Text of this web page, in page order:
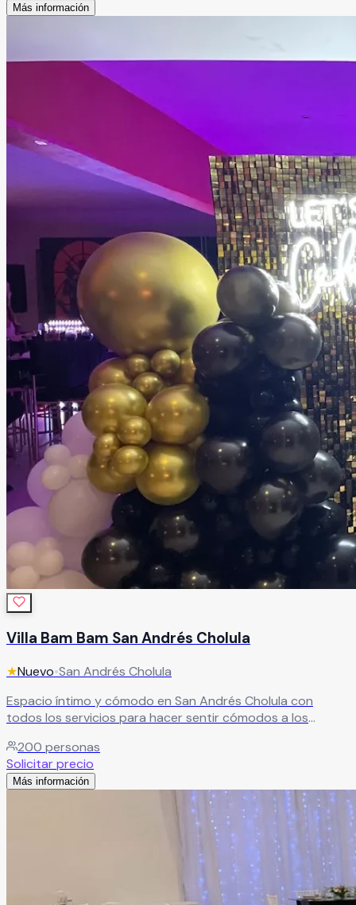
Más información
Villa Bam Bam San Andrés Cholula
★Nuevo•San Andrés Cholula
Espacio íntimo y cómodo en San Andrés Cholula con
todos los servicios para hacer sentir cómodos a los
celebración.Leer más
200 personas
Solicitar precio
Más información